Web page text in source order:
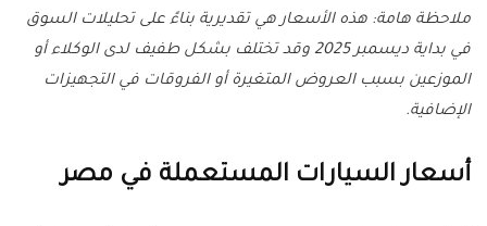
ملاحظة هامة: هذه الأسعار هي تقديرية بناءً على تحليلات السوق
في بداية ديسمبر 2025 وقد تختلف بشكل طفيف لدى الوكلاء أو
الموزعين بسبب العروض المتغيرة أو الفروقات في التجهيزات
الإضافية.
أسعار السيارات المستعملة في مصر